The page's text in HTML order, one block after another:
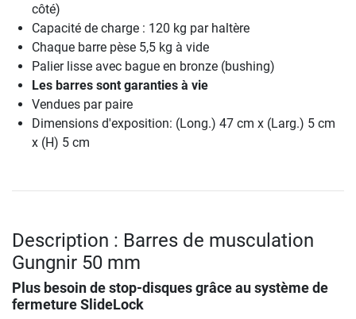
côté)
Capacité de charge : 120 kg par haltère
Chaque barre pèse 5,5 kg à vide
Palier lisse avec bague en bronze (bushing)
Les barres sont garanties à vie
Vendues par paire
Dimensions d'exposition: (Long.) 47 cm x (Larg.) 5 cm
x (H) 5 cm
Description : Barres de musculation
Gungnir 50 mm
Plus besoin de stop-disques grâce au système de
fermeture SlideLock